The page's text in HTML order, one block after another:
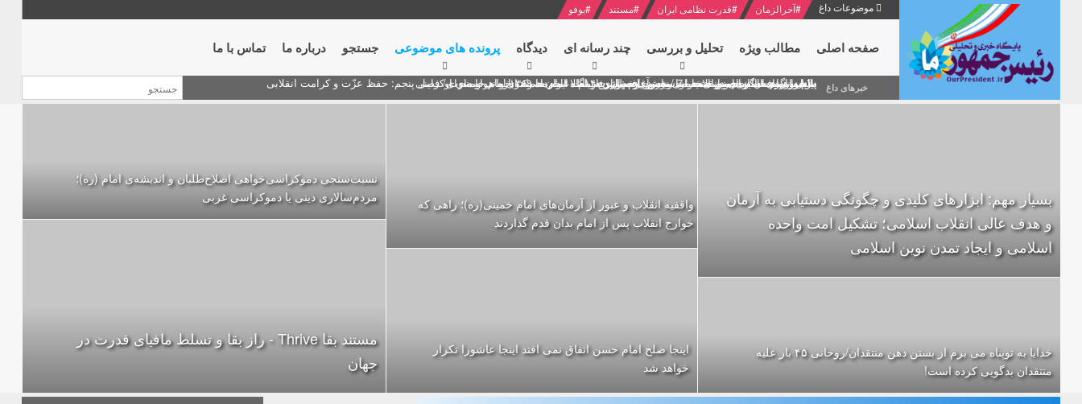
موضوعات داغ #آخرالزمان #قدرت نظامی ایران #مستند #یوفو
صفحه اصلی مطالب ویژه تحلیل و بررسی چند رسانه ای دیدگاه‌ پرونده های موضوعی جستجو درباره ما تماس با ما
خبرهای داغ منشور گفتمان امام و انقلاب - 7 /بخش دوم : شرح پیام ۱۰ خرداد ۱۳۶۹ امام خامنه ای/ فصل پنجم: حفظ عزّت و کرامت انقلابی
بازخوانی افشاگری سپهبد محمود منصور افسر ارشد اطلاعات مصر درباره هواپیمای اوکراینی
دلایل اهمیت سیزدهمین انتخابات ریاست جمهوری از نگاه امام خامنه ای
بیانات امام خامنه ای در سخنرانی نوروزی خطاب به ملت ایران + نکته خوانی و صوت
پیام نوروزی امام خامنه ای به مناسبت آغاز سال ۱۴۰۰
بسیار مهم: ابزارهای کلیدی و چگونگی دستیابی به آرمان
و هدف عالی انقلاب اسلامی؛ تشکیل امت واحده‌
اسلامی و ایجاد تمدن نوین اسلامی
خدایا به توپناه می برم از بستن دهن منتقدان/روحانی ۴۵ بار علیه
منتقدان بدگویی کرده است!
واقفیه‌ انقلاب و عبور از آرمان‌های امام خمینی(ره)؛ راهی که
خوارج انقلاب پس از امام بدان قدم گذاردند
اينجا صلح امام حسن اتفاق نمى افتد اينجا عاشورا تكرار
خواهد شد
نسبت‌سنجی دموکراسی‌خواهی اصلاح‌طلبان و اندیشه‌ی امام (ره)؛
مردم‌سالاری دینی یا دموکراسی غربی
مستند بقا Thrive - راز بقا و تسلط مافیای قدرت در
جهان